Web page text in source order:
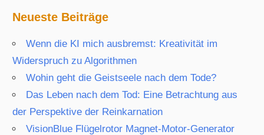
Neueste Beiträge
Wenn die KI mich ausbremst: Kreativität im
Widerspruch zu Algorithmen
Wohin geht die Geistseele nach dem Tode?
Das Leben nach dem Tod: Eine Betrachtung aus
der Perspektive der Reinkarnation
VisionBlue Flügelrotor Magnet-Motor-Generator